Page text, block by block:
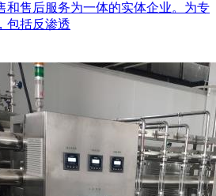
和售后服务为一体的实体企业。为专
包括反渗透